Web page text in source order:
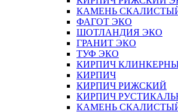
КАМЕНЬ
ФАГОТ ЭКО
ШОТЛАНДИЯ ЭКО
ГРАНИТ ЭКО
ТУФ ЭКО
КИРПИЧ
КИРПИЧ
КИРПИЧ РИЖСКИЙ
КИРПИЧ
КАМЕНЬ